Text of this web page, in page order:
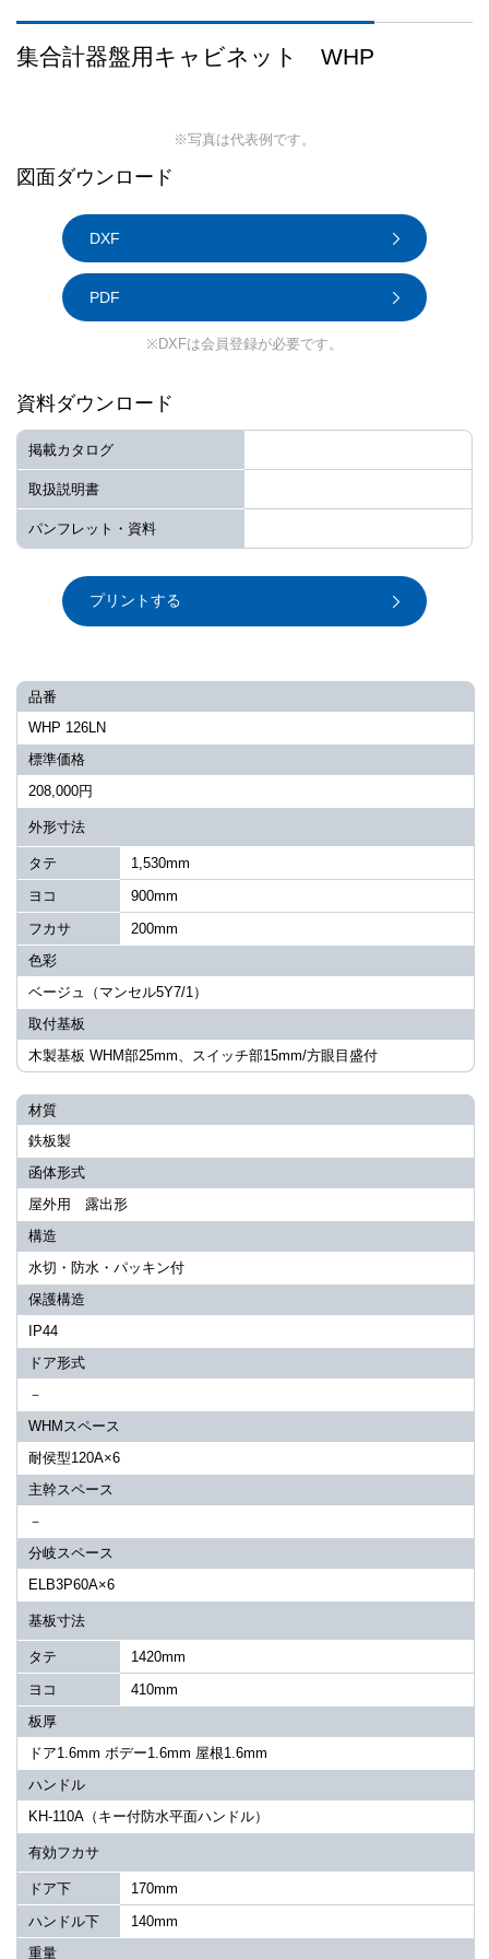
集合計器盤用キャビネット WHP
※写真は代表例です。
品番
WHP 126LN
標準価格
208,000円
外形寸法
タテ
1,530mm
ヨコ
900mm
フカサ
200mm
色彩
ベージュ（マンセル5Y7/1）
取付基板
木製基板 WHM部25mm、スイッチ部15mm/方眼目盛付
図面ダウンロード
DXF
PDF
※DXFは会員登録が必要です。
資料ダウンロード
掲載カタログ
取扱説明書
パンフレット・資料
プリントする
材質
鉄板製
函体形式
屋外用 露出形
構造
水切・防水・パッキン付
保護構造
IP44
ドア形式
－
WHMスペース
耐侯型120A×6
主幹スペース
－
分岐スペース
ELB3P60A×6
基板寸法
タテ
1420mm
ヨコ
410mm
板厚
ドア1.6mm ボデー1.6mm 屋根1.6mm
ハンドル
KH-110A（キー付防水平面ハンドル）
有効フカサ
ドア下
170mm
ハンドル下
140mm
重量